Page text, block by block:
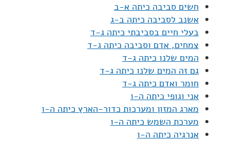
חשים סביבה כיתה א-ב
אשנב לסביבה כיתה ב-ג
בעלי חיים בסביבתי כיתה ג-ד
צמחים, אדם וסביבה כיתה ג-ד
המים שלנו כיתה ג-ד
גם זה המים שלנו כיתה ג-ד
חומר ואדם כיתה ג-ד
אני וגופי כיתה ה-ו
מארג המזון ומערכות כדור-הארץ כיתה ה-ו
מערכת השמש כיתה ה-ו
אנרגיה כיתה ה-ו